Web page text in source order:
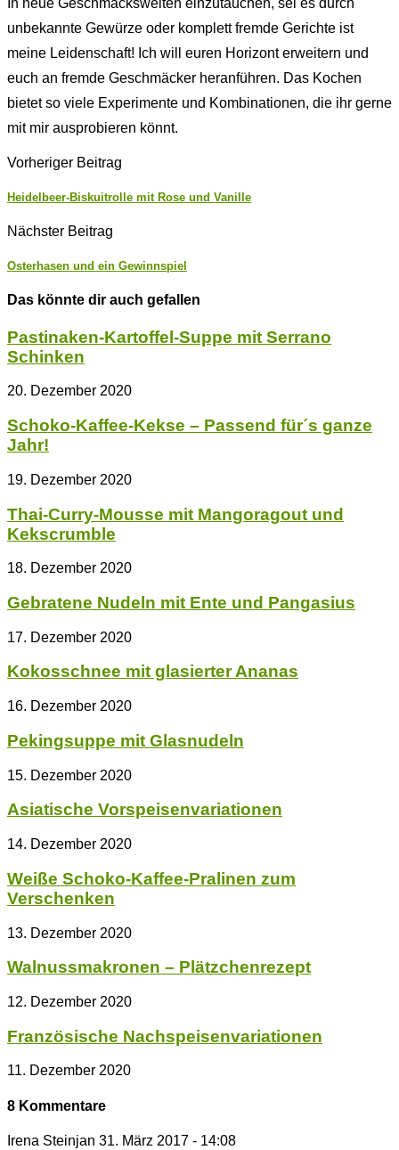
unbekannte Gewürze oder komplett fremde Gerichte ist
meine Leidenschaft! Ich will euren Horizont erweitern und
euch an fremde Geschmäcker heranführen. Das Kochen
bietet so viele Experimente und Kombinationen, die ihr gerne
mit mir ausprobieren könnt.
Vorheriger Beitrag
Heidelbeer-Biskuitrolle mit Rose und Vanille
Nächster Beitrag
Osterhasen und ein Gewinnspiel
Das könnte dir auch gefallen
Pastinaken-Kartoffel-Suppe mit Serrano
Schinken
20. Dezember 2020
Schoko-Kaffee-Kekse – Passend für´s ganze
Jahr!
19. Dezember 2020
Thai-Curry-Mousse mit Mangoragout und
Kekscrumble
18. Dezember 2020
Gebratene Nudeln mit Ente und Pangasius
17. Dezember 2020
Kokosschnee mit glasierter Ananas
16. Dezember 2020
Pekingsuppe mit Glasnudeln
15. Dezember 2020
Asiatische Vorspeisenvariationen
14. Dezember 2020
Weiße Schoko-Kaffee-Pralinen zum
Verschenken
13. Dezember 2020
Walnussmakronen – Plätzchenrezept
12. Dezember 2020
Französische Nachspeisenvariationen
11. Dezember 2020
8 Kommentare
Irena Steinjan 31. März 2017 - 14:08